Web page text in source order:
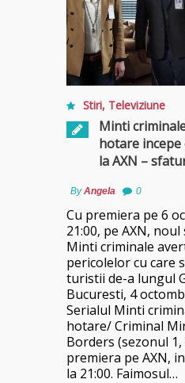
Stiri, Televiziune
Minti
hotare
la AXN –
ByAngela 0
Cu premiera pe 6
21:00, pe AXN,
Minti criminale
pericolelor cu care
turistii de-a lungul
Bucuresti, 4
Serialul Minti
hotare/ Criminal
Borders (sezonul 1,
premiera pe AXN,
la 21:00. Faimosul…